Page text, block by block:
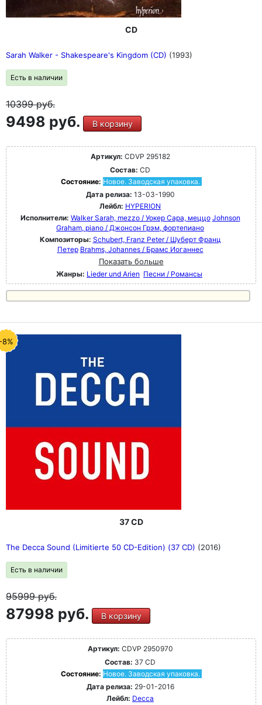
CD
Sarah Walker - Shakespeare's Kingdom (CD) (1993)
Есть в наличии
10399руб.
9498 руб. В корзину
Артикул: CDVP 295182
Состав: CD
Состояние: Новое. Заводская упаковка.
Дата релиза: 13-03-1990
Лейбл: HYPERION
Исполнители: Walker Sarah, mezzo / Уокер Сара, меццо Johnson
Graham, piano / Джонсон Грэм, фортепиано
Композиторы: Schubert, Franz Peter / Шуберт Франц
Петер Brahms, Johannes / Брамс Иоганнес
Показать больше
Жанры: Lieder und Arien Песни / Романсы
8%
37 CD
The Decca Sound (Limitierte 50 CD-Edition) (37 CD) (2016)
Есть в наличии
95999руб.
87998 руб. В корзину
Артикул: CDVP 2950970
Состав: 37 CD
Состояние: Новое. Заводская упаковка.
Дата релиза: 29-01-2016
Лейбл: Decca